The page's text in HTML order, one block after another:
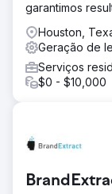
garantimos
Houston,
Geração de
Serviços
$0 - $10,000